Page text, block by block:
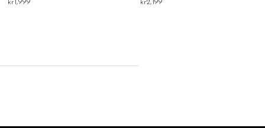
kr1,999 kr2,199